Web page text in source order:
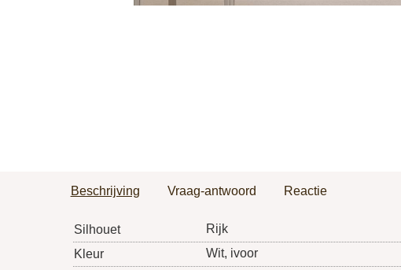
Beschrijving Vraag-antwoord Reactie
Silhouet
Rijk
Kleur
Wit, ivoor